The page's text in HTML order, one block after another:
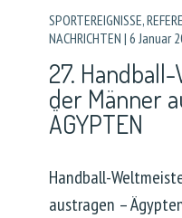
SPORTEREIGNISSE,
NACHRICHTEN | 6 Januar
27.
der Männer
ÄGYPTEN
Handball-
austragen –